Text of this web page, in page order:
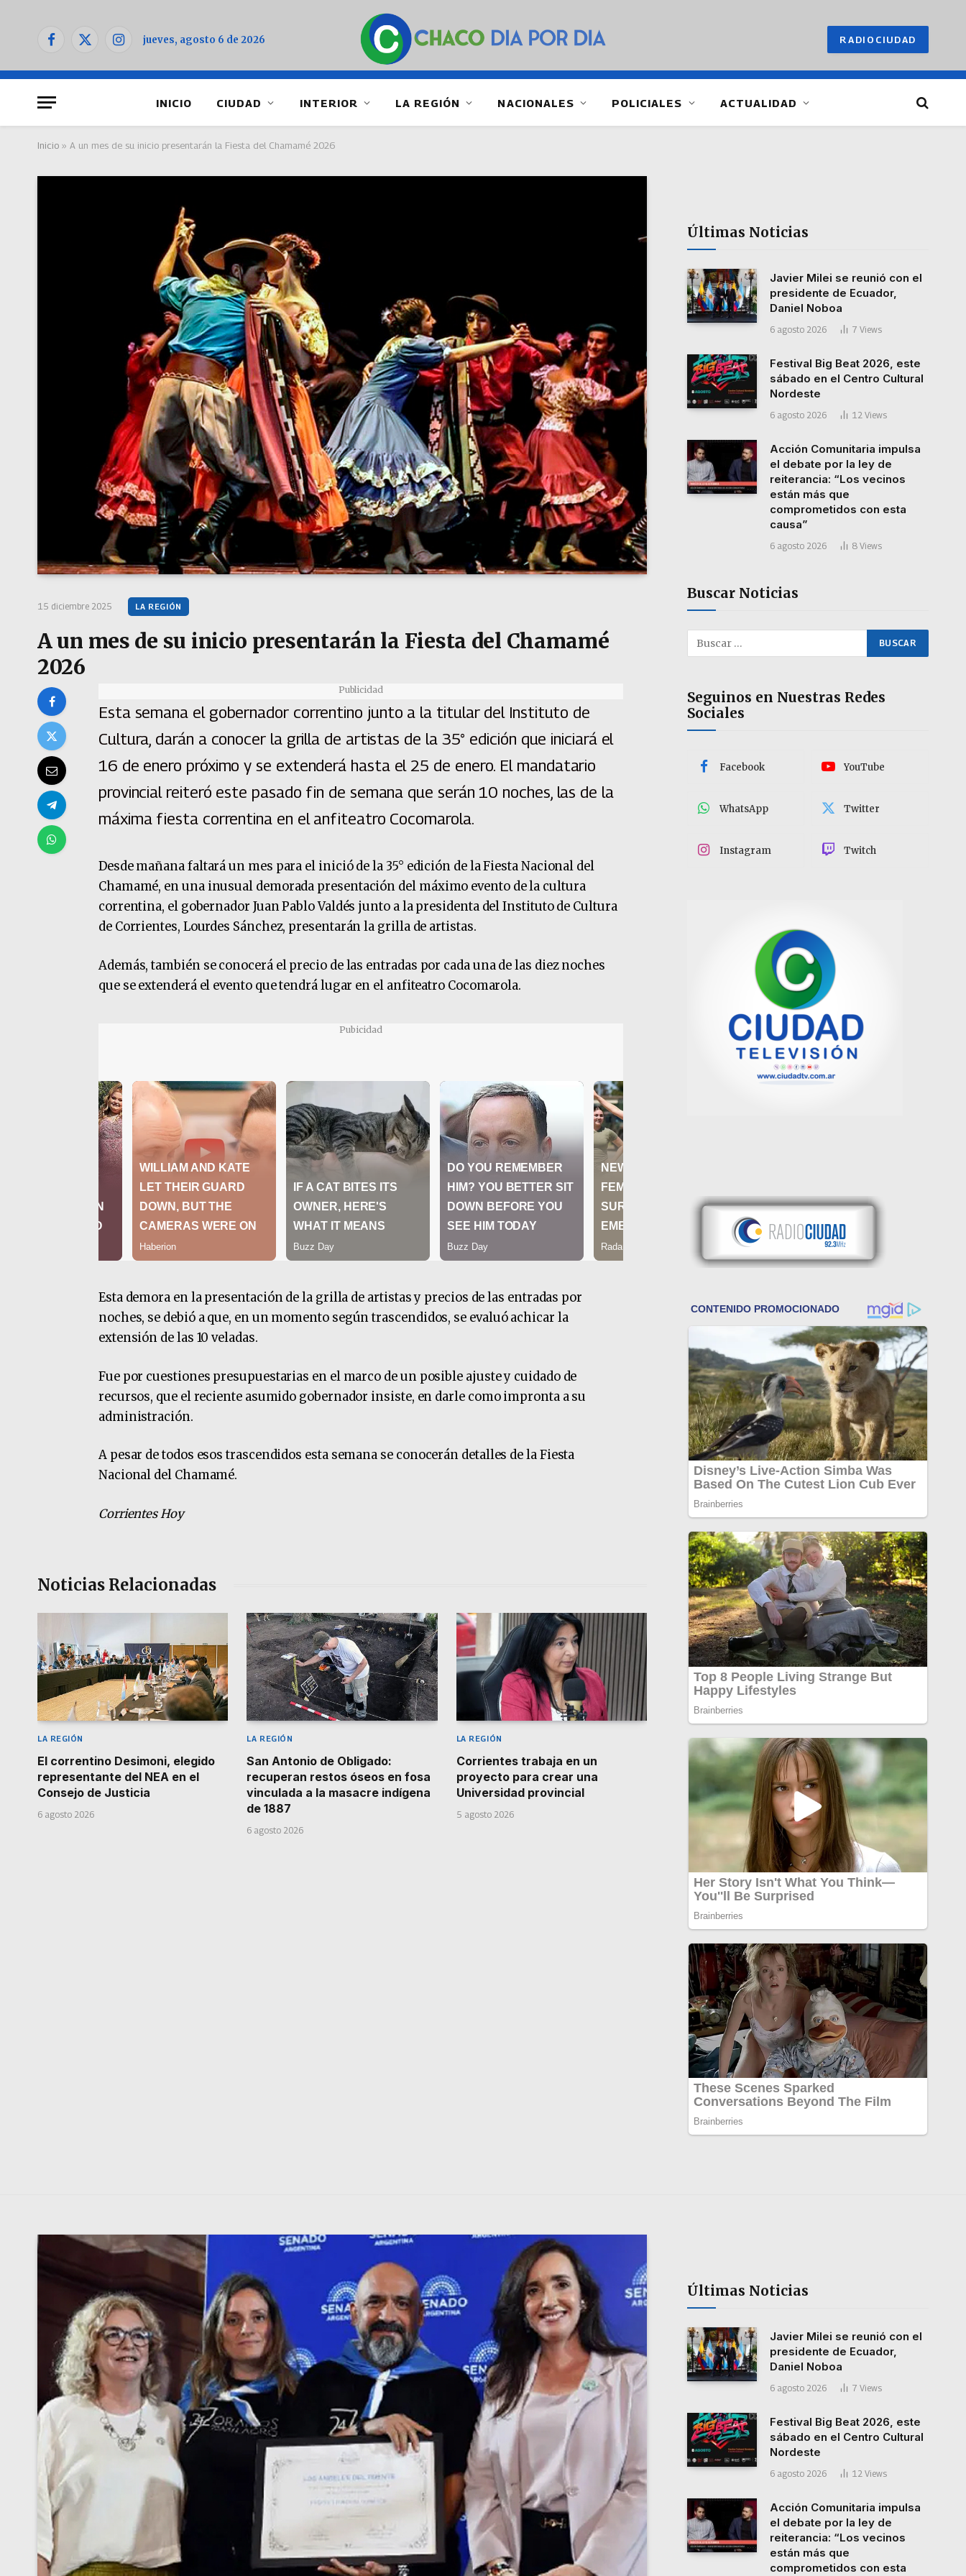
Facebook
X
Instagramjueves, agosto 6 de 2026 RADIOCIUDAD
INICIO CIUDAD INTERIOR LA REGIÓN NACIONALES POLICIALES ACTUALIDAD
Inicio » A un mes de su inicio presentarán la Fiesta del Chamamé 2026
15 diciembre 2025 LA REGIÓN
A un mes de su inicio presentarán la Fiesta del Chamamé
2026
Publicidad
Esta semana el gobernador correntino junto a la titular del Instituto de
Cultura, darán a conocer la grilla de artistas de la 35° edición que iniciará el
16 de enero próximo y se extenderá hasta el 25 de enero. El mandatario
provincial reiteró este pasado fin de semana que serán 10 noches, las de la
máxima fiesta correntina en el anfiteatro Cocomarola.
Desde mañana faltará un mes para el inició de la 35° edición de la Fiesta Nacional del
Chamamé, en una inusual demorada presentación del máximo evento de la cultura
correntina, el gobernador Juan Pablo Valdés junto a la presidenta del Instituto de Cultura
de Corrientes, Lourdes Sánchez, presentarán la grilla de artistas.
Además, también se conocerá el precio de las entradas por cada una de las diez noches
que se extenderá el evento que tendrá lugar en el anfiteatro Cocomarola.
Pubicidad
Esta demora en la presentación de la grilla de artistas y precios de las entradas por
noches, se debió a que, en un momento según trascendidos, se evaluó achicar la
extensión de las 10 veladas.
Fue por cuestiones presupuestarias en el marco de un posible ajuste y cuidado de
recursos, que el reciente asumido gobernador insiste, en darle como impronta a su
administración.
A pesar de todos esos trascendidos esta semana se conocerán detalles de la Fiesta
Nacional del Chamamé.
Corrientes Hoy
Noticias Relacionadas
LA REGIÓN
El correntino Desimoni, elegido
representante del NEA en el
Consejo de Justicia
6 agosto 2026
LA REGIÓN
San Antonio de Obligado:
recuperan restos óseos en fosa
vinculada a la masacre indígena
de 1887
6 agosto 2026
LA REGIÓN
Corrientes trabaja en un
proyecto para crear una
Universidad provincial
5 agosto 2026
Últimas Noticias
Javier Milei se reunió con el
presidente de Ecuador,
Daniel Noboa
6 agosto 2026 7 Views
Festival Big Beat 2026, este
sábado en el Centro Cultural
Nordeste
6 agosto 2026 12 Views
Acción Comunitaria impulsa
el debate por la ley de
reiterancia: “Los vecinos
están más que
comprometidos con esta
causa”
6 agosto 2026 8 Views
Buscar Noticias
Seguinos en Nuestras Redes
Sociales
Facebook YouTube
WhatsApp Twitter
Instagram Twitch
Últimas Noticias
Javier Milei se reunió con el
presidente de Ecuador,
Daniel Noboa
6 agosto 2026 7 Views
Festival Big Beat 2026, este
sábado en el Centro Cultural
Nordeste
6 agosto 2026 12 Views
Acción Comunitaria impulsa
el debate por la ley de
reiterancia: “Los vecinos
están más que
comprometidos con esta